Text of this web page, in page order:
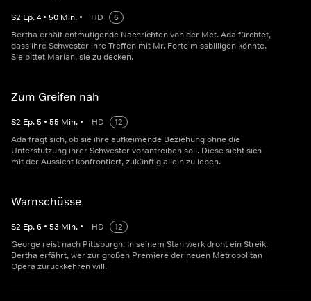
S2 Ep.4 • 50 Min. • HD
6
Bertha erhält entmutigende Nachrichten von der Met. Ada fürchtet,
dass ihre Schwester ihre Treffen mit Mr. Forte missbilligen könnte.
Sie bittet Marian, sie zu decken.
Zum Greifen nah
S2 Ep.5 • 55 Min. • HD
12
Ada fragt sich, ob sie ihre aufkeimende Beziehung ohne die
Unterstützung ihrer Schwester vorantreiben soll. Diese sieht sich
mit der Aussicht konfrontiert, zukünftig allein zu leben.
Warnschüsse
S2 Ep.6 • 53 Min. • HD
12
George reist nach Pittsburgh: In seinem Stahlwerk droht ein Streik.
Bertha erfährt, wer zur großen Premiere der neuen Metropolitan
Opera zurückkehren will.